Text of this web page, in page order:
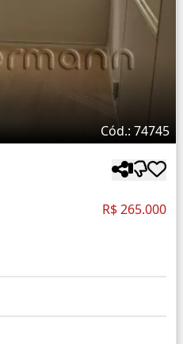
Cód.: 74745
R$ 265.000